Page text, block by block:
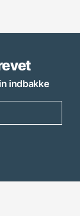
indbakke